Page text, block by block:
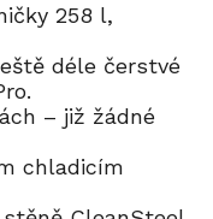
258 l,
déle čerstvé
– již žádné
chladicím